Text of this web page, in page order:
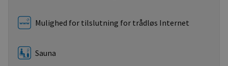
Mulighed for tilslutning for trådløs Internet
Sauna